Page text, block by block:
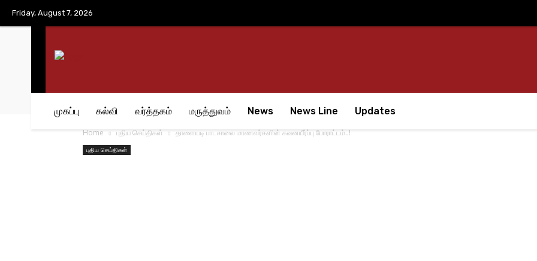
Friday, August 7, 2026
முகப்பு கல்வி வர்த்தகம் மருத்துவம் News News Line Updates
Home புதிய செய்திகள் தாளையடி பாடசாலை மாணவர்களின் கவனயீர்ப்பு போராட்டம்..!
புதிய செய்திகள்